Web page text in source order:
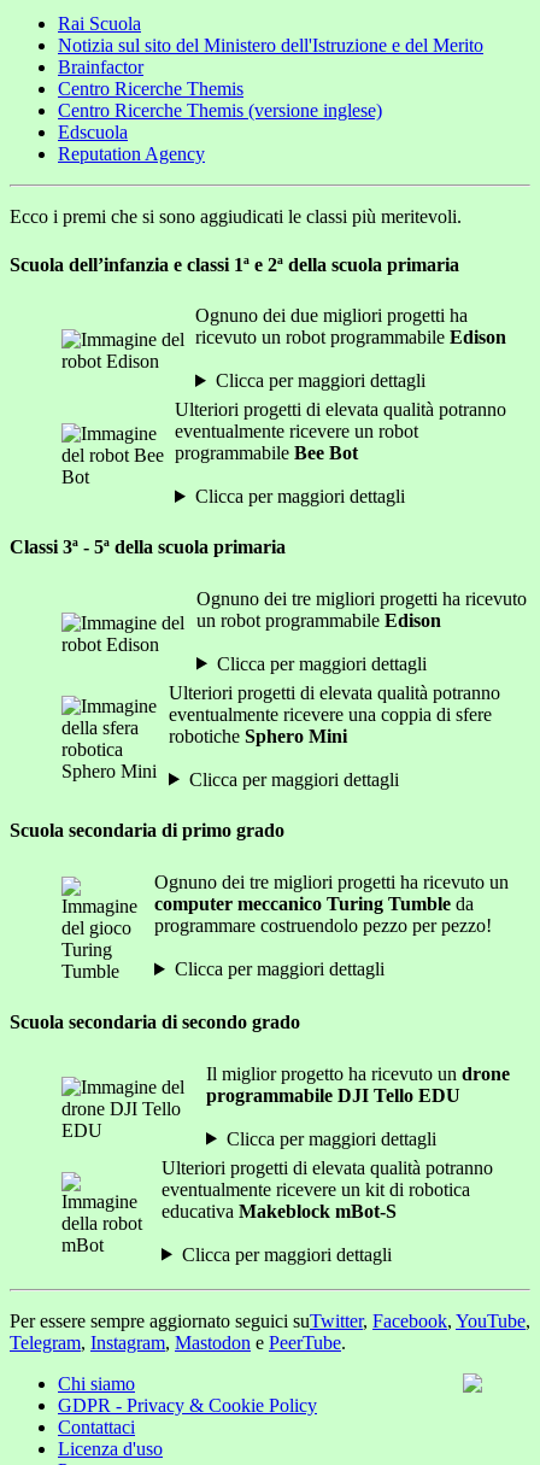
Rai Scuola
Notizia sul sito del Ministero dell'Istruzione e del Merito
Brainfactor
Centro Ricerche Themis
Centro Ricerche Themis (versione inglese)
Edscuola
Reputation Agency
Ecco i premi che si sono aggiudicati le classi più meritevoli.
Scuola dell’infanzia e classi 1ª e 2ª della scuola primaria
Ognuno dei due migliori progetti ha
ricevuto un robot programmabile Edison
Clicca per maggiori dettagli
Ulteriori progetti di elevata qualità potranno
eventualmente ricevere un robot
programmabile Bee Bot
Clicca per maggiori dettagli
Classi 3ª - 5ª della scuola primaria
Ognuno dei tre migliori progetti ha ricevuto
un robot programmabile Edison
Clicca per maggiori dettagli
Ulteriori progetti di elevata qualità potranno
eventualmente ricevere una coppia di sfere
robotiche Sphero Mini
Clicca per maggiori dettagli
Scuola secondaria di primo grado
Ognuno dei tre migliori progetti ha ricevuto un
computer meccanico Turing Tumble da
programmare costruendolo pezzo per pezzo!
Clicca per maggiori dettagli
Scuola secondaria di secondo grado
Il miglior progetto ha ricevuto un drone
programmabile DJI Tello EDU
Clicca per maggiori dettagli
Ulteriori progetti di elevata qualità potranno
eventualmente ricevere un kit di robotica
educativa Makeblock mBot-S
Clicca per maggiori dettagli
Per essere sempre aggiornato seguici suTwitter, Facebook, YouTube,
Telegram, Instagram, Mastodon e PeerTube.
Chi siamo
GDPR - Privacy & Cookie Policy
Contattaci
Licenza d'uso